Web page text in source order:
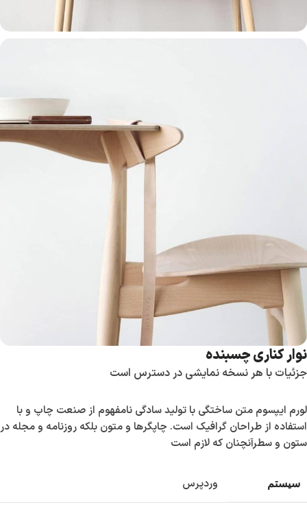
نوار کناری چسبنده
جزئیات با هر نسخه نمایشی در دسترس است
لورم ایپسوم متن ساختگی با تولید سادگی نامفهوم از صنعت چاپ و با
استفاده از طراحان گرافیک است. چاپگرها و متون بلکه روزنامه و مجله در
ستون و سطرآنچنان که لازم است
سیستم وردپرس